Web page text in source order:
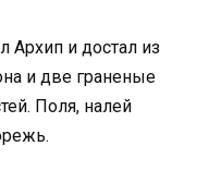
Архип и достал из
и две граненые
Поля, налей